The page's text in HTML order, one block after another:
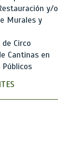
y/o
Murales y
Circo
Cantinas en
Públicos